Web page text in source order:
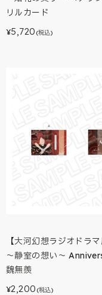
リルカード
¥5,720 (税込)
【大河幻想ラジオドラマ
～静室の想い～
魏無羨
¥2,200 (税込)